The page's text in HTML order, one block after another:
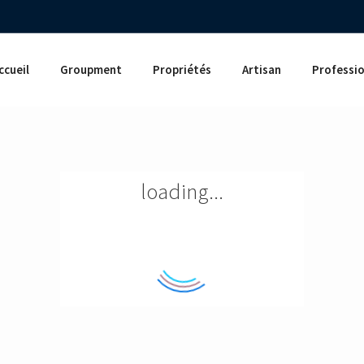
Groupment Propriétés Artisan
loading...